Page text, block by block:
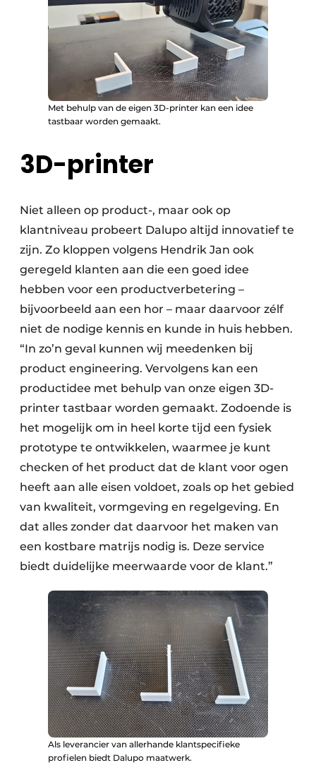
Met behulp van de eigen 3D-printer kan een idee
tastbaar worden gemaakt.
3D-printer
Niet alleen op product-, maar ook op
klantniveau probeert Dalupo altijd innovatief te
zijn. Zo kloppen volgens Hendrik Jan ook
geregeld klanten aan die een goed idee
hebben voor een productverbetering –
bijvoorbeeld aan een hor – maar daarvoor zélf
niet de nodige kennis en kunde in huis hebben.
“In zo’n geval kunnen wij meedenken bij
product engineering. Vervolgens kan een
productidee met behulp van onze eigen 3D-
printer tastbaar worden gemaakt. Zodoende is
het mogelijk om in heel korte tijd een fysiek
prototype te ontwikkelen, waarmee je kunt
checken of het product dat de klant voor ogen
heeft aan alle eisen voldoet, zoals op het gebied
van kwaliteit, vormgeving en regelgeving. En
dat alles zonder dat daarvoor het maken van
een kostbare matrijs nodig is. Deze service
biedt duidelijke meerwaarde voor de klant.”
Als leverancier van allerhande klantspecifieke
profielen biedt Dalupo maatwerk.